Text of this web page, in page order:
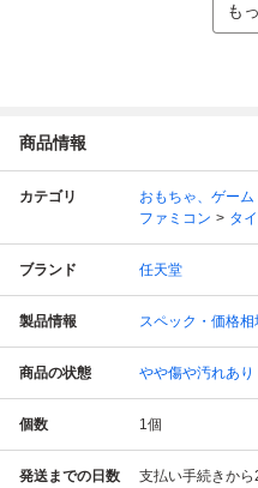
も
商品情報
カテゴリ おもちゃ、ゲーム
ファミコン
タ
ブランド 任天堂
製品情報 スペック・価格相
商品の状態 やや傷や汚れあり
個数 1個
発送までの日数 支払い手続きか